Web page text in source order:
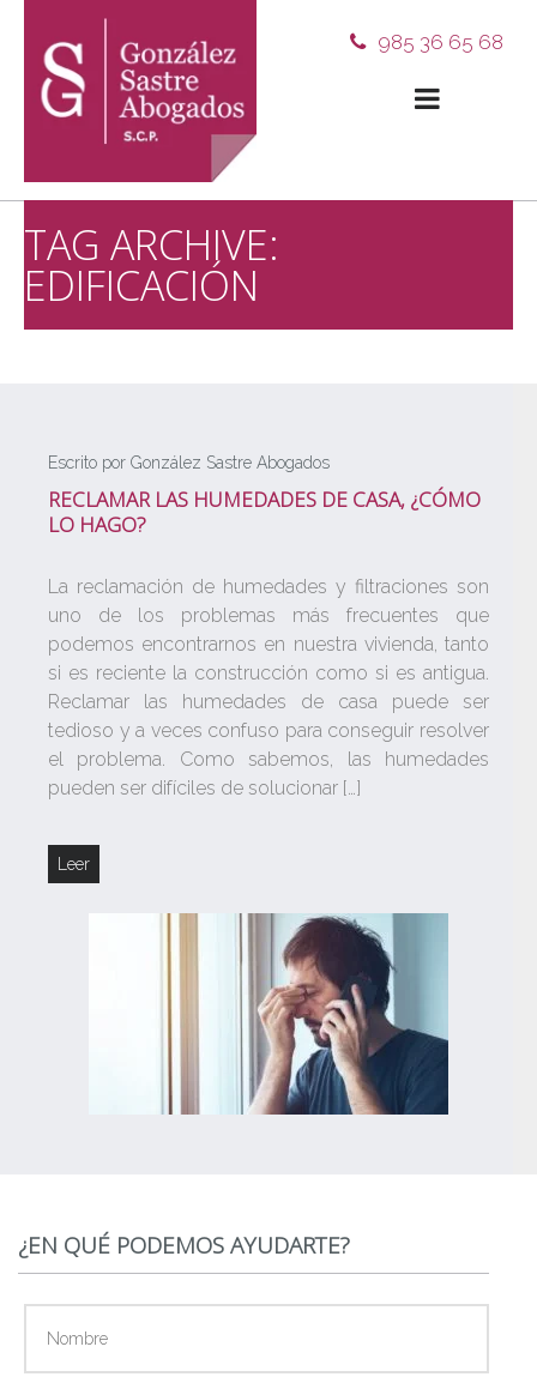
985 36 65 68
TAG ARCHIVE:
EDIFICACIÓN
Escrito por González Sastre Abogados
RECLAMAR LAS HUMEDADES DE CASA, ¿CÓMO
LO HAGO?
La reclamación de humedades y filtraciones son
uno de los problemas más frecuentes que
podemos encontrarnos en nuestra vivienda, tanto
si es reciente la construcción como si es antigua.
Reclamar las humedades de casa puede ser
tedioso y a veces confuso para conseguir resolver
el problema. Como sabemos, las humedades
pueden ser difíciles de solucionar […]
Leer
¿EN QUÉ PODEMOS AYUDARTE?